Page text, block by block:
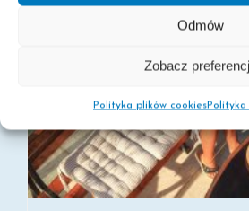
Odmów
Zobacz
Polityka plików cookiesPolityka